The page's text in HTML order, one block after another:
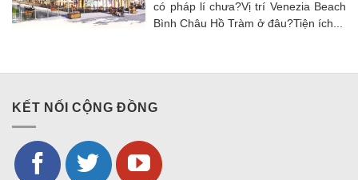
có pháp lí chưa?Vị trí Venezia Beach
Bình Châu Hồ Tràm ở đâu?Tiện ích...
KẾT NỐI CỘNG ĐỒNG